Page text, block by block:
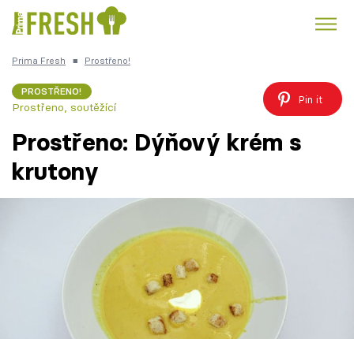
Česká kuchyně
Recepty
TV Program
Prima Fresh ■ Prostřeno!
PROSTŘENO!
Prostřeno, soutěžící
Pin it
Prostřeno: Dýňový krém s
krutony